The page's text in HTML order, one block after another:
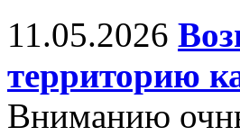
11.05.2026
территорию
Вниманию